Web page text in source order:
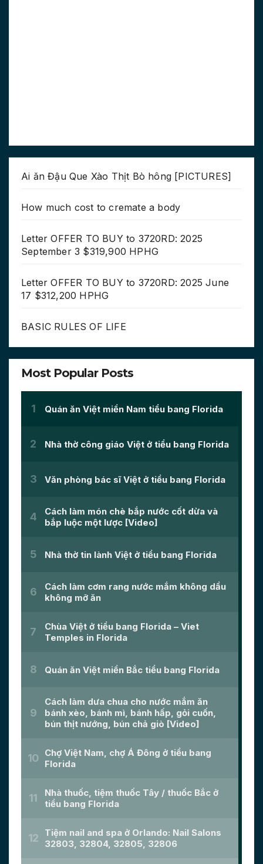
Ai ăn Đậu Que Xào Thịt Bò hông [PICTURES]
How much cost to cremate a body
Letter OFFER TO BUY to 3720RD: 2025
September 3 $319,900 HPHG
Letter OFFER TO BUY to 3720RD: 2025 June
17 $312,200 HPHG
BASIC RULES OF LIFE
Most Popular Posts